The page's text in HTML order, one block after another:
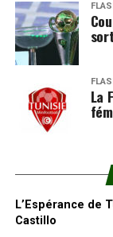
La
L’Espérance de
Castillo